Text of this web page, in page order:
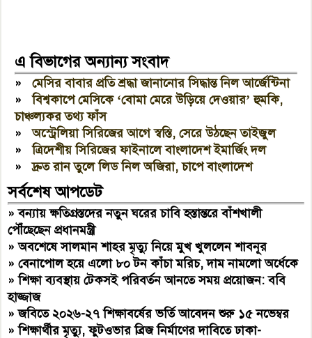
এ বিভাগের অন্যান্য সংবাদ
»মেসির বাবার প্রতি শ্রদ্ধা জানানোর সিদ্ধান্ত নিল আর্জেন্টিনা
»বিশ্বকাপে মেসিকে ‘বোমা মেরে উড়িয়ে দেওয়ার’ হুমকি,
চাঞ্চল্যকর তথ্য ফাঁস
»অস্ট্রেলিয়া সিরিজের আগে স্বস্তি, সেরে উঠছেন তাইজুল
»ত্রিদেশীয় সিরিজের ফাইনালে বাংলাদেশ ইমার্জিং দল
»দ্রুত রান তুলে লিড নিল অজিরা, চাপে বাংলাদেশ
সর্বশেষ আপডেট
»বন্যায় ক্ষতিগ্রস্তদের নতুন ঘরের চাবি হস্তান্তরে বাঁশখালী
পৌঁছেছেন প্রধানমন্ত্রী
»অবশেষে সালমান শাহর মৃত্যু নিয়ে মুখ খুললেন শাবনূর
»বেনাপোল হয়ে এলো ৮০ টন কাঁচা মরিচ, দাম নামলো অর্ধেকে
»শিক্ষা ব্যবস্থায় টেকসই পরিবর্তন আনতে সময় প্রয়োজন: ববি
হাজ্জাজ
»জবিতে ২০২৬-২৭ শিক্ষাবর্ষের ভর্তি আবেদন শুরু ১৫ নভেম্বর
»শিক্ষার্থীর মৃত্যু, ফুটওভার ব্রিজ নির্মাণের দাবিতে ঢাকা-